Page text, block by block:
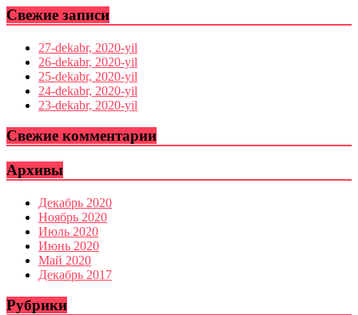
Свежие записи
27-dekabr, 2020-yil
26-dekabr, 2020-yil
25-dekabr, 2020-yil
24-dekabr, 2020-yil
23-dekabr, 2020-yil
Свежие комментарии
Архивы
Декабрь 2020
Ноябрь 2020
Июль 2020
Июнь 2020
Май 2020
Декабрь 2017
Рубрики